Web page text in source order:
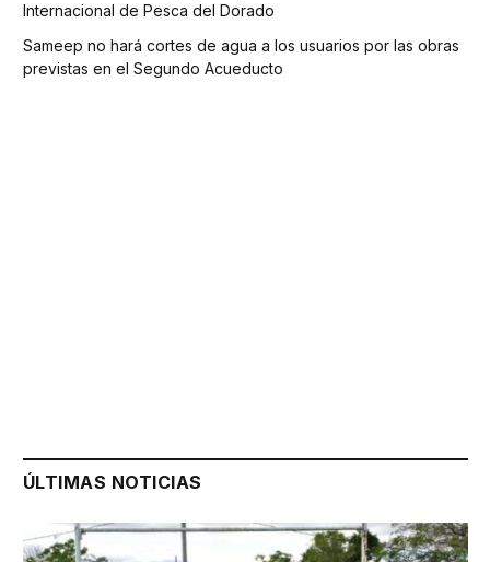
Internacional de Pesca del Dorado
Sameep no hará cortes de agua a los usuarios por las obras
previstas en el Segundo Acueducto
ÚLTIMAS NOTICIAS